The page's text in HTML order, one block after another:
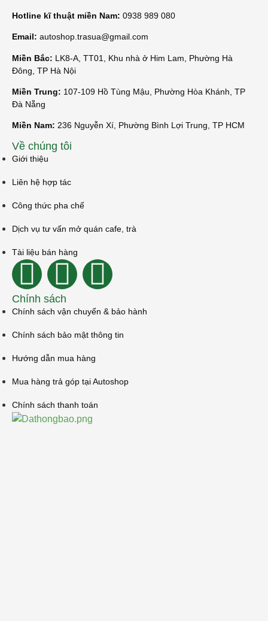
Hotline kĩ thuật miền Nam: 0938 989 080
Email: autoshop.trasua@gmail.com
Miền Bắc: LK8-A, TT01, Khu nhà ở Him Lam, Phường Hà
Đông, TP Hà Nội
Miền Trung: 107-109 Hồ Tùng Mậu, Phường Hòa Khánh, TP
Đà Nẵng
Miền Nam: 236 Nguyễn Xí, Phường Bình Lợi Trung, TP HCM
Về chúng tôi
Giới thiệu
Liên hệ hợp tác
Công thức pha chế
Dịch vụ tư vấn mở quán cafe, trà
Tài liệu bán hàng
Chính sách
Chính sách vận chuyển & bảo hành
Chính sách bảo mật thông tin
Hướng dẫn mua hàng
Mua hàng trả góp tại Autoshop
Chính sách thanh toán